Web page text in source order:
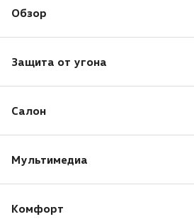
Обзор
Датчик дождя
Датчик света
Защита от угона
Сигнализация
Иммобилайзер
Салон
Память передних сидений
Мультимедиа
Bluetooth
Комфорт